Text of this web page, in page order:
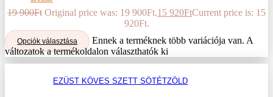
19 900Ft Original price was: 19 900Ft.15 920FtCurrent price is: 15
920Ft.
Opciók választása
Ennek a terméknek több variációja van. A
változatok a termékoldalon választhatók ki
EZÜST KÖVES SZETT SÖTÉTZÖLD